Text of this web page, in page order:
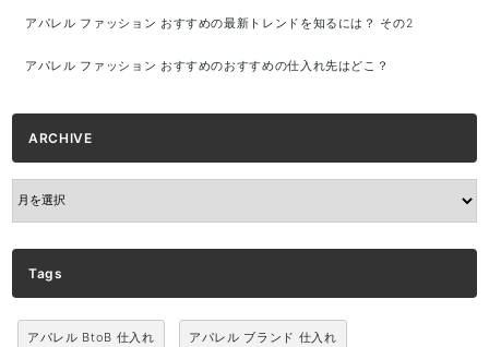
アパレル ファッション おすすめの最新トレンドを知るには？ その2
アパレル ファッション おすすめのおすすめの仕入れ先はどこ？
ARCHIVE
ARCHIVE
Tags
アパレル BtoB 仕入れ アパレル ブランド 仕入れ